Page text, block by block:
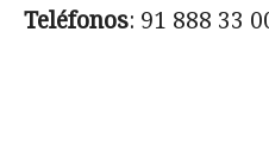
Teléfonos: 91 888 33